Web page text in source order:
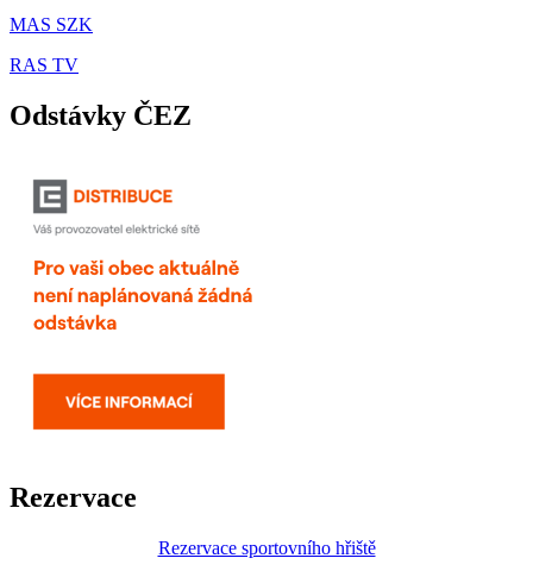
MAS SZK
RAS TV
Odstávky ČEZ
Rezervace
Rezervace sportovního hřiště